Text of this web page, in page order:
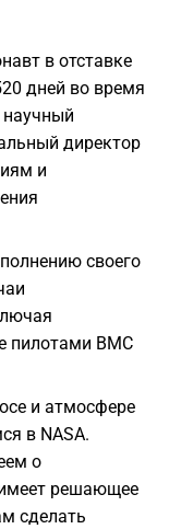
в отставке
дней во время
научный
директор
и
своего
пилотами ВМС
и атмосфере
в NASA.
о
решающее
сделать